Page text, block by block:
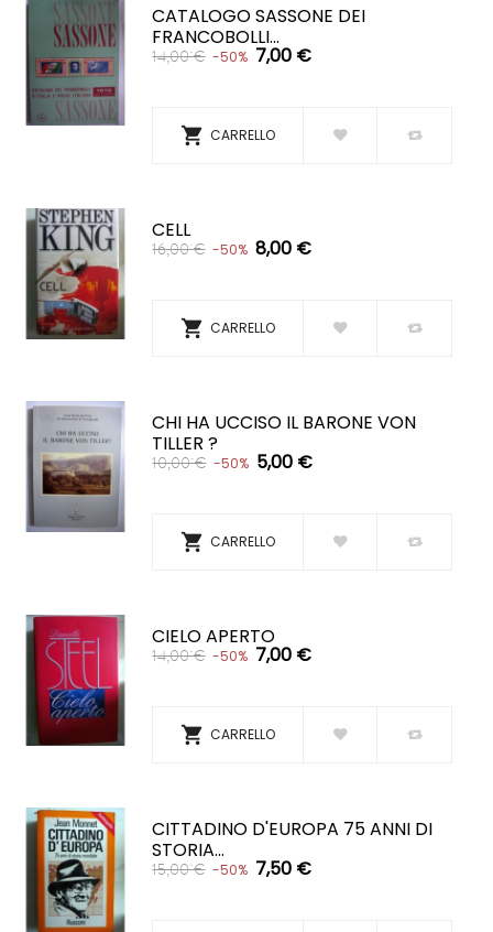
CATALOGO SASSONE DEI
FRANCOBOLLI...
14,00 € -50% 7,00 €
 CARRELLO
CELL
16,00 € -50% 8,00 €
 CARRELLO
CHI HA UCCISO IL BARONE VON
TILLER ?
10,00 € -50% 5,00 €
 CARRELLO
CIELO APERTO
14,00 € -50% 7,00 €
 CARRELLO
CITTADINO D'EUROPA 75 ANNI DI
STORIA...
15,00 € -50% 7,50 €